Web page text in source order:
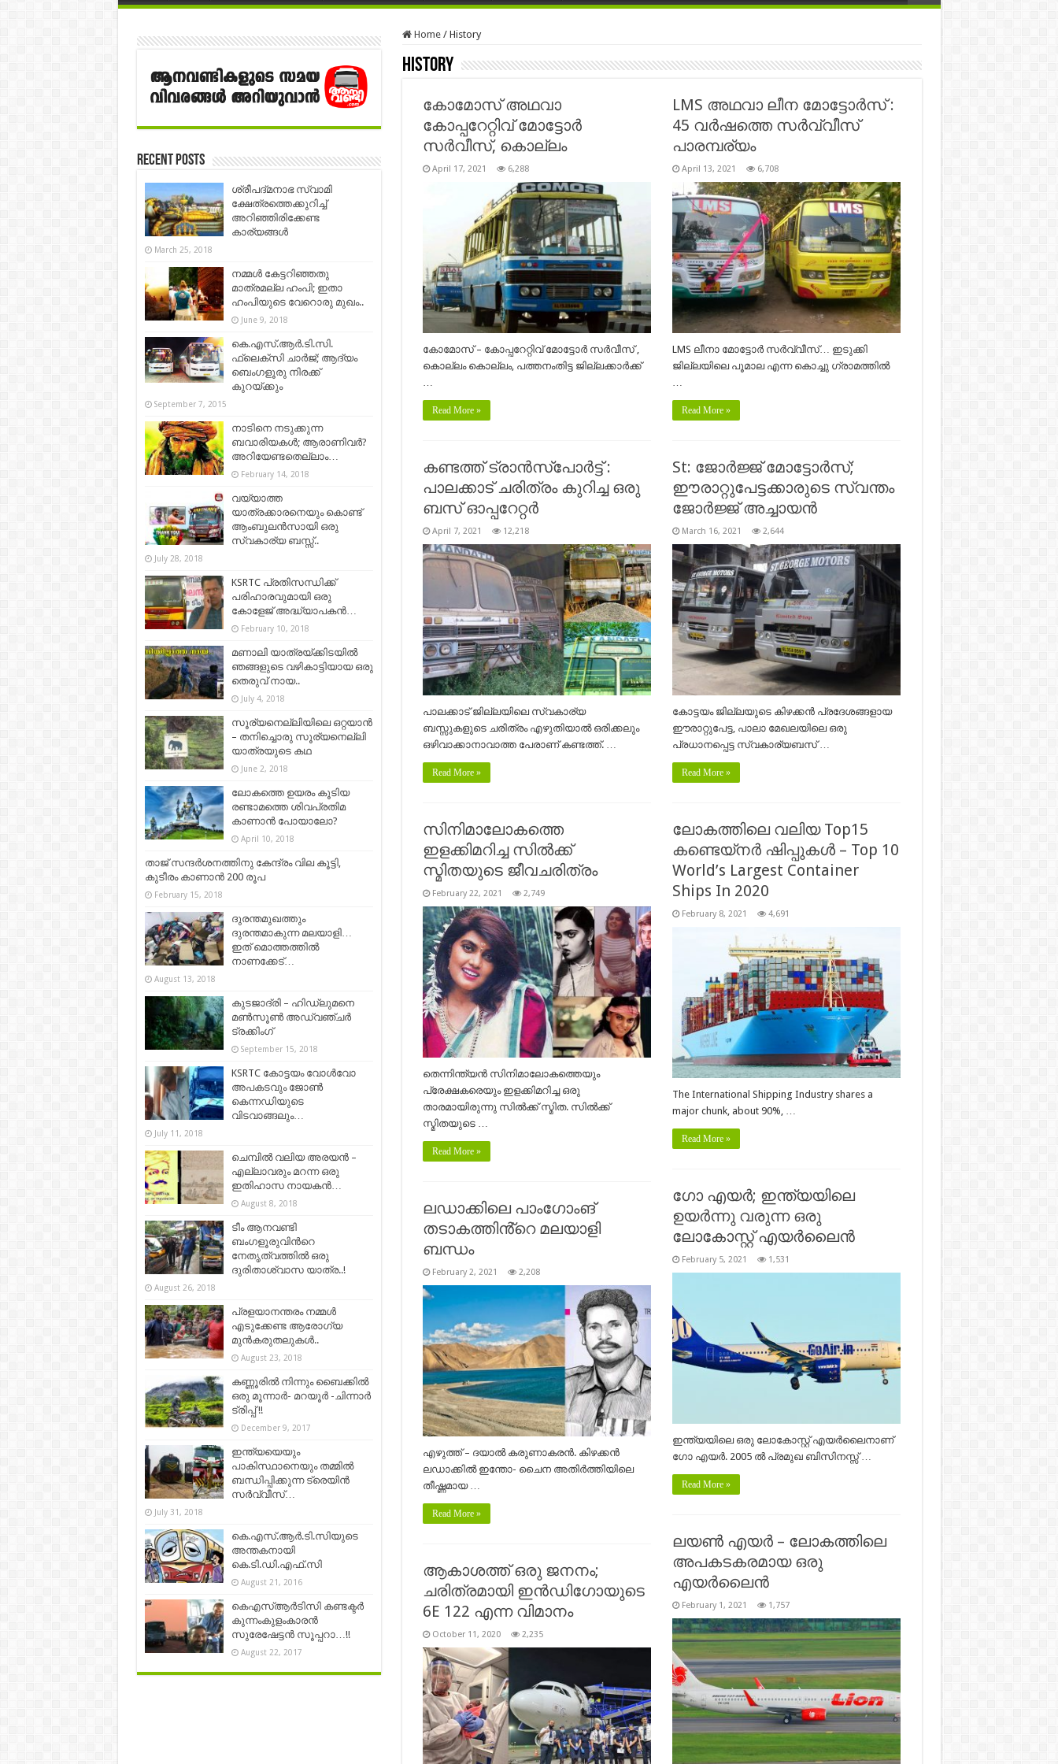
Home / History
History
കോമോസ് അഥവാ
കോപ്പറേറ്റിവ് മോട്ടോര്‍
സര്‍വീസ്, കൊല്ലം
April 17, 2021 6,288
കോമോസ് – കോപ്പറേറ്റിവ് മോട്ടോര്‍ സര്‍വീസ് ,
കൊല്ലം കൊല്ലം, പത്തനംതിട്ട ജില്ലക്കാര്‍ക്ക്
…
Read More »
LMS അഥവാ ലീന മോട്ടോർസ് :
45 വർഷത്തെ സർവ്വീസ്
പാരമ്പര്യം
April 13, 2021 6,708
LMS ലീനാ മോട്ടോർ സർവ്വീസ്… ഇടുക്കി
ജില്ലയിലെ പൂമാല എന്ന കൊച്ചു ഗ്രാമത്തിൽ
…
Read More »
കണ്ടത്ത് ട്രാൻസ്‌പോർട്ട് :
പാലക്കാട് ചരിത്രം കുറിച്ച ഒരു
ബസ് ഓപ്പറേറ്റർ
April 7, 2021 12,218
പാലക്കാട് ജില്ലയിലെ സ്വകാര്യ
ബസ്സുകളുടെ ചരിത്രം എഴുതിയാൽ ഒരിക്കലും
ഒഴിവാക്കാനാവാത്ത പേരാണ് കണ്ടത്ത്. …
Read More »
St: ജോർജ്ജ് മോട്ടോർസ്;
ഈരാറ്റുപേട്ടക്കാരുടെ സ്വന്തം
ജോർജ്ജ് അച്ചായൻ
March 16, 2021 2,644
കോട്ടയം ജില്ലയുടെ കിഴക്കൻ പ്രദേശങ്ങളായ
ഈരാറ്റുപേട്ട, പാലാ മേഖലയിലെ ഒരു
പ്രധാനപ്പെട്ട സ്വകാര്യബസ് …
Read More »
സിനിമാലോകത്തെ
ഇളക്കിമറിച്ച സിൽക്ക്
സ്മിതയുടെ ജീവചരിത്രം
February 22, 2021 2,749
തെന്നിന്ത്യൻ സിനിമാലോകത്തെയും
പ്രേക്ഷകരെയും ഇളക്കിമറിച്ച ഒരു
താരമായിരുന്നു സിൽക്ക് സ്മിത. സിൽക്ക്
സ്മിതയുടെ …
Read More »
ലോകത്തിലെ വലിയ Top15
കണ്ടെയ്‌നർ ഷിപ്പുകൾ – Top 10
World’s Largest Container
Ships In 2020
February 8, 2021 4,691
The International Shipping Industry shares a
major chunk, about 90%, …
Read More »
ഗോ എയർ; ഇന്ത്യയിലെ
ഉയർന്നു വരുന്ന ഒരു
ലോകോസ്റ്റ് എയർലൈൻ
February 5, 2021 1,531
ഇന്ത്യയിലെ ഒരു ലോകോസ്റ്റ് എയർലൈനാണ്‌
ഗോ എയർ. 2005 ൽ പ്രമുഖ ബിസിനസ്സ് …
Read More »
ലഡാക്കിലെ പാംഗോംങ്
തടാകത്തിൻ്റെ മലയാളി
ബന്ധം
February 2, 2021 2,208
എഴുത്ത് – ദയാൽ കരുണാകരൻ. കിഴക്കൻ
ലഡാക്കിൽ ഇന്തോ- ചൈന അതിർത്തിയിലെ
തീഷ്ണമായ …
Read More »
ലയൺ എയർ – ലോകത്തിലെ
അപകടകരമായ ഒരു
എയർലൈൻ
February 1, 2021 1,757
ആകാശത്ത് ഒരു ജനനം;
ചരിത്രമായി ഇൻഡിഗോയുടെ
6E 122 എന്ന വിമാനം
October 11, 2020 2,235
Recent Posts
ശ്രീപദ്മനാഭ സ്വാമി
ക്ഷേത്രത്തെക്കുറിച്ച്
അറിഞ്ഞിരിക്കേണ്ട
കാര്യങ്ങൾ
March 25, 2018
നമ്മൾ കേട്ടറിഞ്ഞതു
മാത്രമല്ല ഹംപി; ഇതാ
ഹംപിയുടെ വേറൊരു മുഖം..
June 9, 2018
കെ.എസ്.ആര്‍.ടി.സി.
ഫ്ലെക്‌സി ചാര്‍ജ്; ആദ്യം
ബെംഗളൂരു നിരക്ക്
കുറയ്ക്കും
September 7, 2015
നാടിനെ നടുക്കുന്ന
ബവാരിയകള്‍; ആരാണിവര്‍?
അറിയേണ്ടതെല്ലാം…
February 14, 2018
വയ്യാത്ത
യാത്രക്കാരനെയും കൊണ്ട്
ആംബുലൻസായി ഒരു
സ്വകാര്യ ബസ്സ്‌..
July 28, 2018
KSRTC പ്രതിസന്ധിക്ക്
പരിഹാരവുമായി ഒരു
കോളേജ് അദ്ധ്യാപകന്‍…
February 10, 2018
മണാലി യാത്രയ്ക്കിടയിൽ
ഞങ്ങളുടെ വഴികാട്ടിയായ ഒരു
തെരുവ് നായ..
July 4, 2018
സൂര്യനെല്ലിയിലെ ഒറ്റയാൻ
– തനിച്ചൊരു സൂര്യനെല്ലി
യാത്രയുടെ കഥ
June 2, 2018
ലോകത്തെ ഉയരം കൂടിയ
രണ്ടാമത്തെ ശിവപ്രതിമ
കാണാൻ പോയാലോ?
April 10, 2018
താജ് സന്ദർശനത്തിനു കേന്ദ്രം വില കൂട്ടി,
കുടീരം കാണാൻ 200 രൂപ
February 15, 2018
ദുരന്തമുഖത്തും
ദുരന്തമാകുന്ന മലയാളി…
ഇത് മൊത്തത്തിൽ
നാണക്കേട്…
August 13, 2018
കുടജാദ്രി – ഹിഡ്ലുമനെ
മൺസൂൺ അഡ്വഞ്ചർ
ട്രക്കിംഗ്
September 15, 2018
KSRTC കോട്ടയം വോൾവോ
അപകടവും ജോൺ
കെന്നഡിയുടെ
വിടവാങ്ങലും…
July 11, 2018
ചെമ്പിൽ വലിയ അരയൻ –
എല്ലാവരും മറന്ന ഒരു
ഇതിഹാസ നായകൻ…
August 8, 2018
ടീം ആനവണ്ടി
ബംഗളൂരുവിന്‍റെ
നേതൃത്വത്തില്‍ ഒരു
ദുരിതാശ്വാസ യാത്ര..!
August 26, 2018
പ്രളയാനന്തരം നമ്മൾ
എടുക്കേണ്ട ആരോഗ്യ
മുൻകരുതലുകൾ..
August 23, 2018
കണ്ണൂരിൽ നിന്നും ബൈക്കില്‍
ഒരു മൂന്നാർ- മറയൂർ -ചിന്നാർ
ട്രിപ്പ്‌ !!
December 9, 2017
ഇന്ത്യയെയും
പാകിസ്ഥാനെയും തമ്മിൽ
ബന്ധിപ്പിക്കുന്ന ട്രെയിൻ
സർവ്വീസ്…
July 31, 2018
കെ.എസ്.ആര്‍.ടി.സിയുടെ
അന്തകനായി
കെ.ടി.ഡി.എഫ്.സി
August 21, 2016
കെഎസ്ആര്‍ടിസി കണ്ടക്ടര്‍
കുന്നംകുളംകാരൻ
സുരേഷേട്ടന്‍ സൂപ്പറാ…!!
August 22, 2017